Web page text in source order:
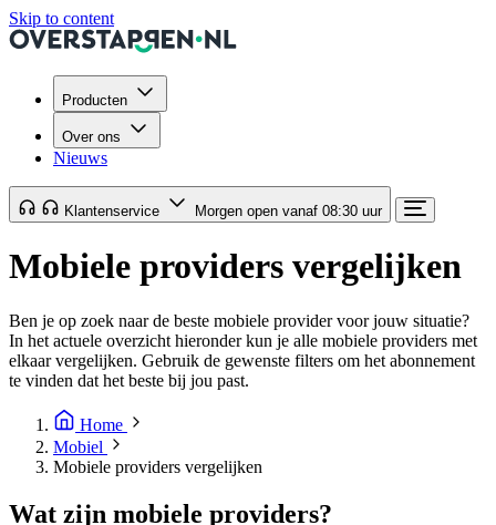
Skip to content
Producten
Over ons
Nieuws
Klantenservice Morgen open vanaf 08:30 uur
Mobiele providers vergelijken
Ben je op zoek naar de beste mobiele provider voor jouw situatie?
In het actuele overzicht hieronder kun je alle mobiele providers met
elkaar vergelijken. Gebruik de gewenste filters om het abonnement
te vinden dat het beste bij jou past.
Home
Mobiel
Mobiele providers vergelijken
Wat zijn mobiele providers?